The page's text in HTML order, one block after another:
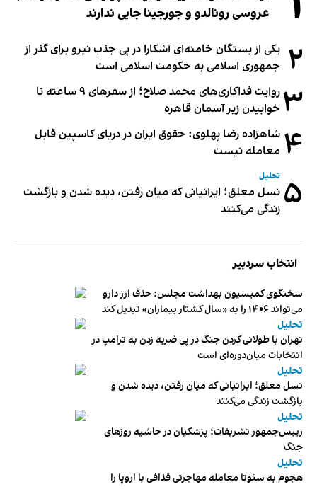
عروسی رونالدو و جورجینا جایی ندارند
۲ یکی از بستگان خامنه‌ای آشکارا در پی جذب نیرو برای گذر از
جمهوری اسلامی به حکومت اسلامی است
۳
روایت فداکاری‌های محمد صلاح؛ از سفرهای ۹ ساعته تا
خوابیدن زیر آسمان قاهره
۴ شاهزاده رضا پهلوی: حقوق ایران در دریای کاسپین قابل
معامله نیست
۵ تحلیل
نسل معلق؛ ایرانیانی که میان رفتن، دیده شدن و بازگشت
زندگی می‌کنند
انتخاب سردبیر
سخنگوی کمیسیون بهداشت مجلس: حذف ارز دارو
می‌تواند ۱۴۰۶ را به «سال کشتار بیماران» تبدیل کند
تحلیل
تهران با طولانی کردن جنگ در پی ضربه زدن به ترامپ در
انتخابات میان‌دوره‌ای است
تحلیل
نسل معلق؛ ایرانیانی که میان رفتن، دیده شدن و
بازگشت زندگی می‌کنند
تحلیل
رییس‌جمهور تشریفات؛ پزشکیان در حاشیه روزهای
جنگ
تحلیل
هجوم به سئوتا معامله مهاجرتی قذافی با اروپا را